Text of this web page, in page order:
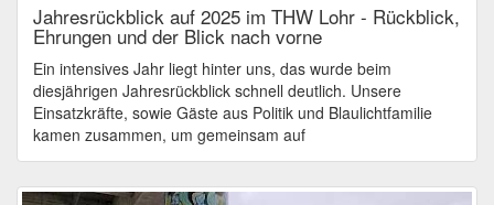
Jahresrückblick auf 2025 im THW Lohr - Rückblick,
Ehrungen und der Blick nach vorne
Ein intensives Jahr liegt hinter uns, das wurde beim
diesjährigen Jahresrückblick schnell deutlich. Unsere
Einsatzkräfte, sowie Gäste aus Politik und Blaulichtfamilie
kamen zusammen, um gemeinsam auf